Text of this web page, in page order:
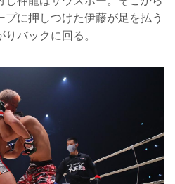
に押しつけた伊藤が足を払う
バックに回る。